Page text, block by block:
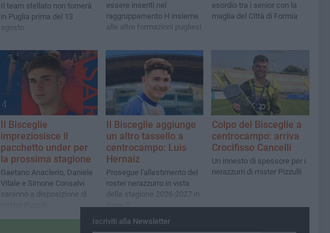
Il team stellato non tornerà
in Puglia prima del 13
agosto
essere inseriti nel
raggruppamento H insieme
alle altre formazioni pugliesi
esordio tra i senior con la
maglia del Città di Formia
Il Bisceglie
impreziosisce il
pacchetto under per
la prossima stagione
Gaetano Anaclerio, Daniele
Vitale e Simone Consalvi
saranno a disposizione di
Il Bisceglie aggiunge
un altro tassello a
centrocampo: Luis
Hernaiz
Prosegue l'allestimento del
roster nerazzurro in vista
della stagione 2026-2027 in
Serie D
Colpo del Bisceglie a
centrocampo: arriva
Crocifisso Cancelli
Un innesto di spessore per i
nerazzurri di mister Pizzulli
Iscriviti alla Newsletter